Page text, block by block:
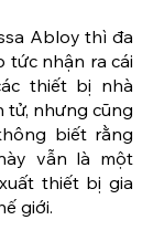
Abloy thì đa
tức nhận ra cái
thiết bị nhà
tử, nhưng cũng
biết rằng
vẫn là một
thiết bị gia
giới.